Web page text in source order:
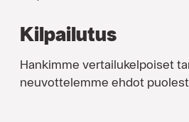
Kilpailutus
Hankimme vertailukelpoiset
neuvottelemme ehdot